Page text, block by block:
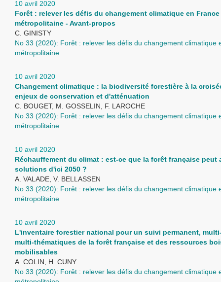
10 avril 2020
Forêt : relever les défis du changement climatique en France
métropolitaine - Avant-propos
C. GINISTY
No 33 (2020): Forêt : relever les défis du changement climatique
métropolitaine
10 avril 2020
Changement climatique : la biodiversité forestière à la
enjeux de conservation et d'atténuation
C. BOUGET, M. GOSSELIN, F. LAROCHE
No 33 (2020): Forêt : relever les défis du changement climatique
métropolitaine
10 avril 2020
Réchauffement du climat : est-ce que la forêt française peut
solutions d'ici 2050 ?
A. VALADE, V. BELLASSEN
No 33 (2020): Forêt : relever les défis du changement climatique
métropolitaine
10 avril 2020
L'inventaire forestier national pour un suivi permanent,
multi-thématiques de la forêt française et des ressources
mobilisables
A. COLIN, H. CUNY
No 33 (2020): Forêt : relever les défis du changement climatique